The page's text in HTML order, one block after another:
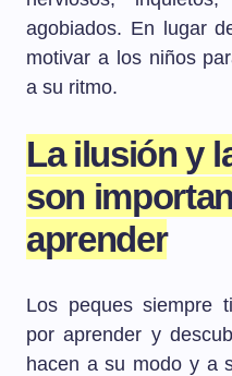
agobiados. En lugar
motivar a los niños
a su ritmo.
La ilusión y
son
aprender
Los peques siempre
por aprender y
hacen a su modo y a